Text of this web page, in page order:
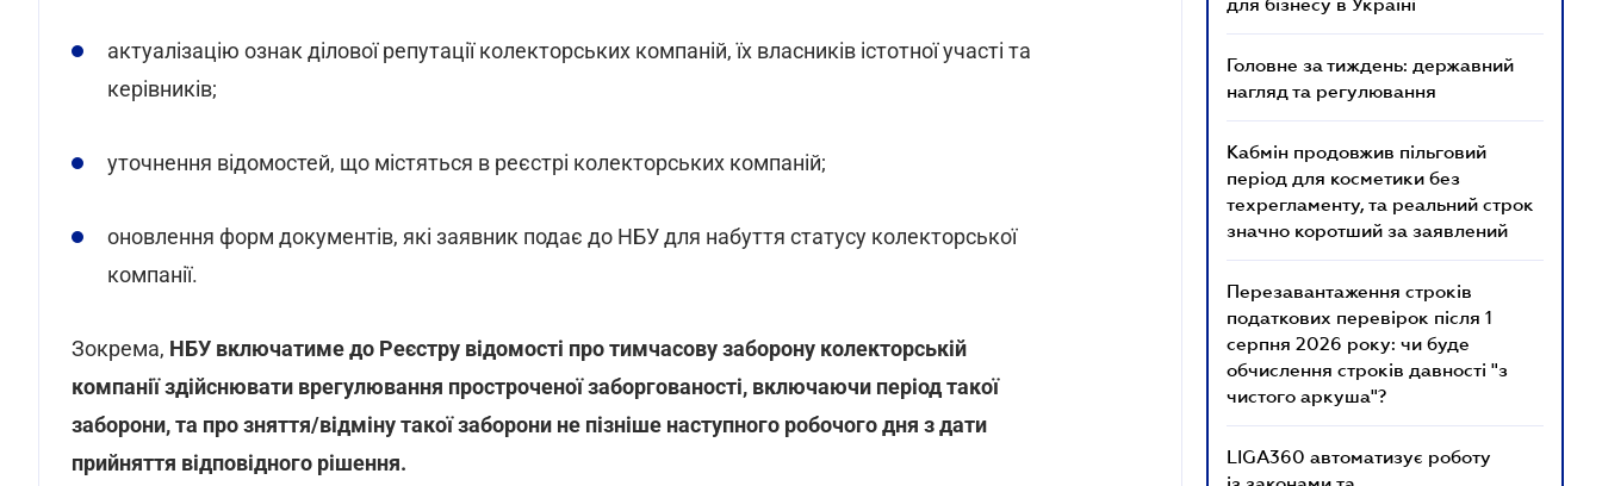
актуалізацію ознак ділової репутації колекторських компаній, їх власників істотної участі та
керівників;
уточнення відомостей, що містяться в реєстрі колекторських компаній;
оновлення форм документів, які заявник подає до НБУ для набуття статусу колекторської
компанії.
Зокрема, НБУ включатиме до Реєстру відомості про тимчасову заборону колекторській
компанії здійснювати врегулювання простроченої заборгованості, включаючи період такої
заборони, та про зняття/відміну такої заборони не пізніше наступного робочого дня з дати
прийняття відповідного рішення.
Головне за тиждень: державний
нагляд та регулювання
Кабмін продовжив пільговий
період для косметики без
техрегламенту, та реальний строк
значно коротший за заявлений
Перезавантаження строків
податкових перевірок після 1
серпня 2026 року: чи буде
обчислення строків давності "з
чистого аркуша"?
LIGA360 автоматизує роботу